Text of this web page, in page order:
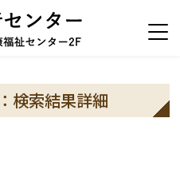
検索結果詳細